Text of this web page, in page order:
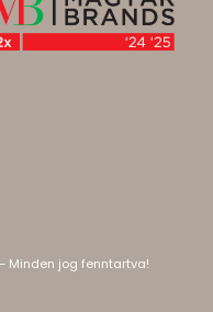
Minden jog fenntartva!